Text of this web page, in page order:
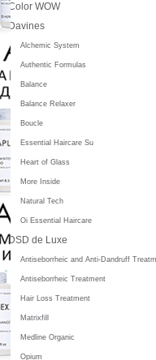
Color WOW
Davines
Alchemic System
Authentic Formulas
Balance
Balance Relaxer
Boucle
Essential Haircare Su
Heart of Glass
More Inside
Natural Tech
Oi Essential Haircare
DSD de Luxe
Antiseborrheic and Anti-Dandruff
Antiseborrheic Treatment
Hair Loss Treatment
Matrixfill
Medline Organic
Opium